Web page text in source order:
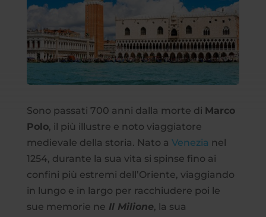
Sono passati 700 anni dalla morte di Marco
Polo, il più illustre e noto viaggiatore
medievale della storia. Nato a Venezia nel
1254, durante la sua vita si spinse fino ai
confini più estremi dell’Oriente, viaggiando
in lungo e in largo per racchiudere poi le
sue memorie ne Il Milione, la sua